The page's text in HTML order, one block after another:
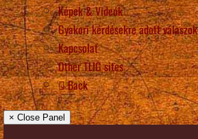
Képek & Videók
Gyakori kérdésekre adott válaszok
Kapcsolat
Other TLIG sites
Back
× Close Panel